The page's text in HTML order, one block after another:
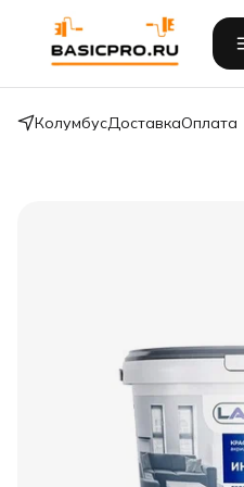
КолумбусДоставкаОплата